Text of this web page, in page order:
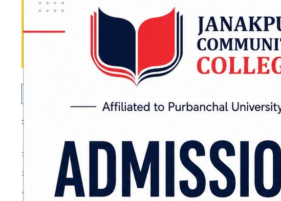
काठमाडौं
: सामाजिक सञ्जाल फेसबुक र यसको म्यासेजिङ सेवा
नेपालसहित विभिन्न देशका प्रयोगकर्ताले फेसबुक एप
कठिनाइ भइरहेको गुनासो सामाजिक सञ्जालमा गरिरहेका छन् ।
ADVERTISEMENT